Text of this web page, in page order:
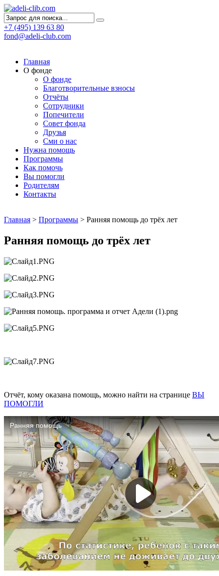
+7 (495) 139 63 80
fond@adeli-club.com
Главная
О фонде
О фонде
Благотворительные взносы
Отчёты
Сотрудники
Попечители
Совет фонда
Друзья
Сми о нас
Нужна помощь
Программы
Как помочь
Вы помогли
Родителям
Контакты
Главная > Программы > Ранняя помощь до трёх лет
Ранняя помощь до трёх лет
Отчёт, кому оказана помощь, можно найти на странице ВЫ
ПОМОГЛИ